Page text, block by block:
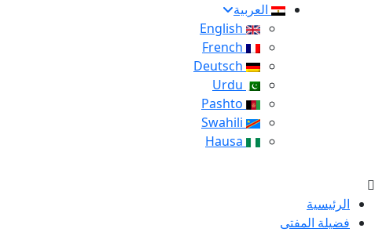
العربية
الرئيسية
فضيلة المفتى